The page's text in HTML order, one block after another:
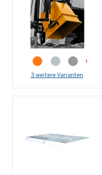
3 weitere Varianten